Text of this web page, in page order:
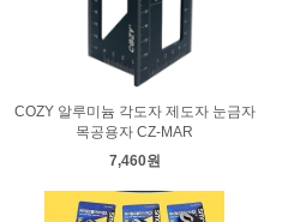
COZY 알루미늄 각도자 제도자 눈금자
목공용자 CZ-MAR
7,460원